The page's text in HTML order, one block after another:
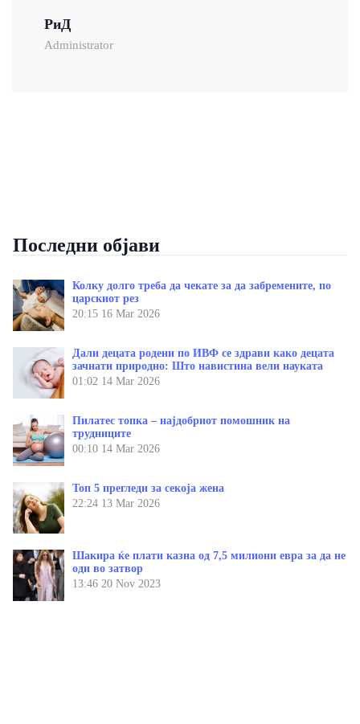
РиД
Administrator
Последни објави
Колку долго треба да чекате за да забремените, по
царскиот рез
20:15 16 Mar 2026
Дали децата родени по ИВФ се здрави како децата
зачнати природно: Што навистина вели науката
01:02 14 Mar 2026
Пилатес топка – најдобриот помошник на
трудниците
00:10 14 Mar 2026
Топ 5 прегледи за секоја жена
22:24 13 Mar 2026
Шакира ќе плати казна од 7,5 милиони евра за да не
оди во затвор
13:46 20 Nov 2023